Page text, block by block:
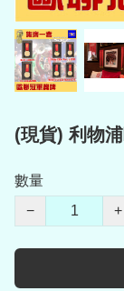
(現貨) 利物
數量
−
+